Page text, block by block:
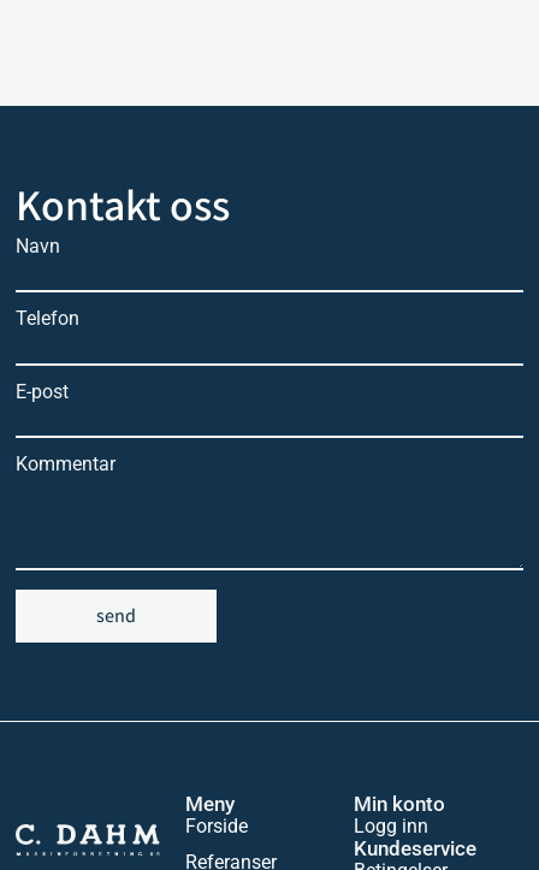
Kontakt oss
Navn
Telefon
E-post
Kommentar
send
Meny
Forside
Referanser
Min konto
Logg inn
Kundeservice